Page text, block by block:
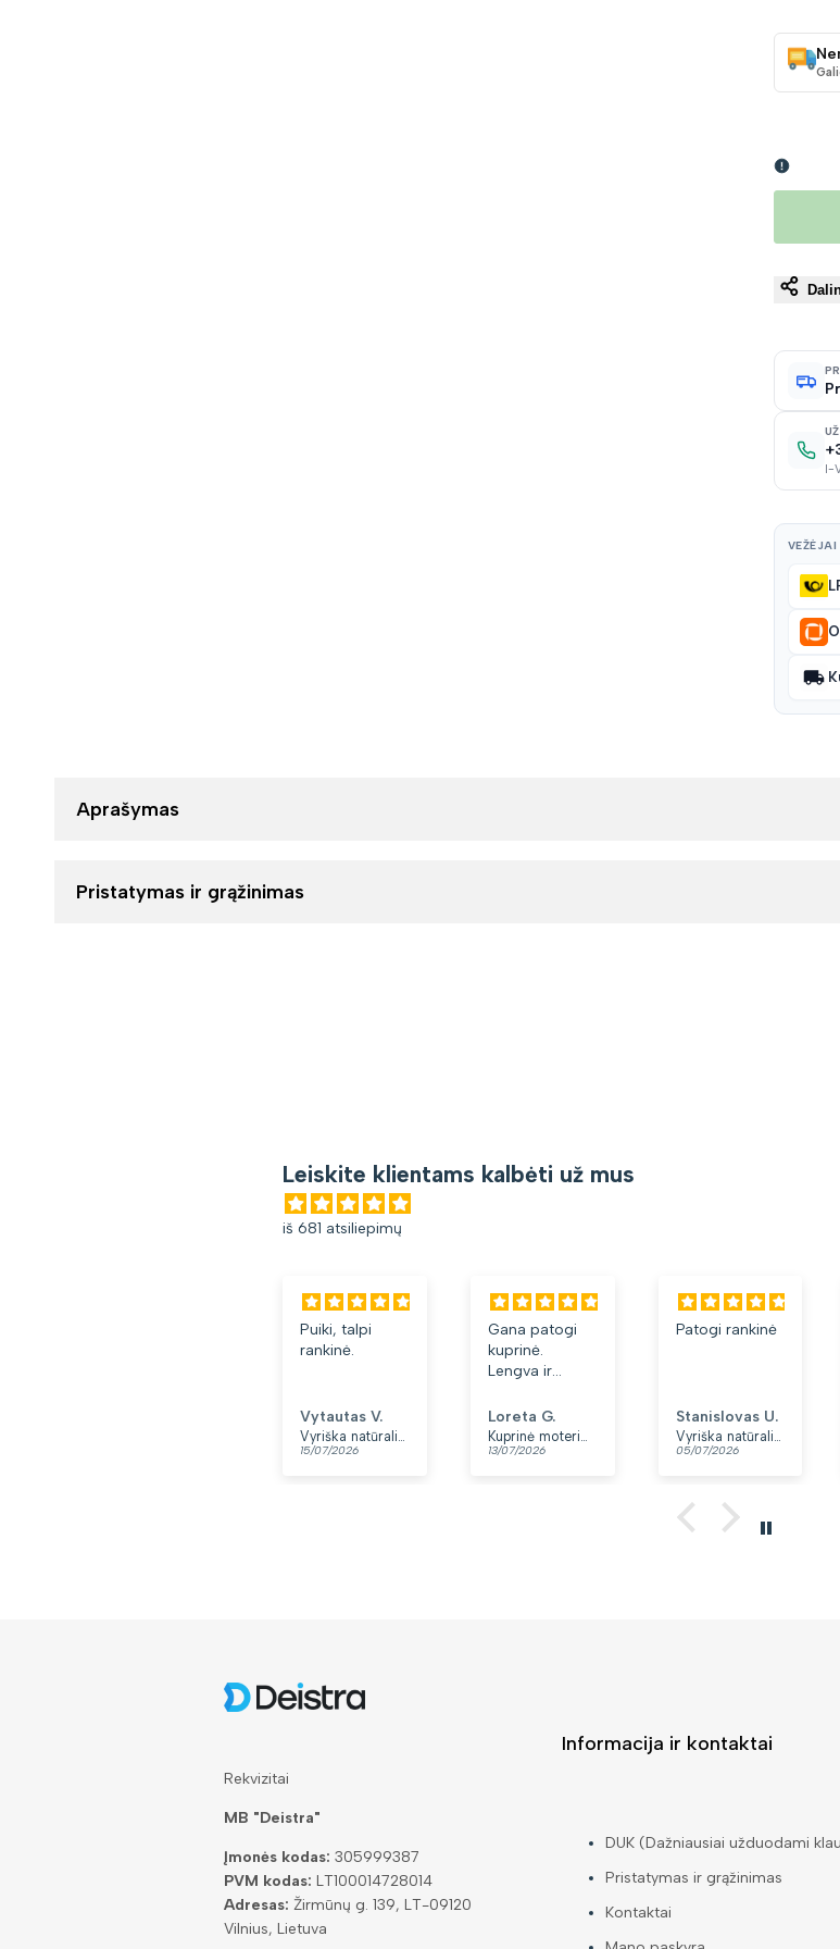
I-
VEŽĖJAI
Aprašymas
Pristatymas ir grąžinimas
Leiskite klientams kalbėti už mus
iš 681 atsiliepimų
Puiki, talpi
rankinė.
Vytautas V.
15/07/2026
Gana patogi
kuprinė.
Lengva ir
Patinka, kad
yra du skyriai.
👍
Loreta G.
13/07/2026
Patogi rankinė
Stanislovas U.
05/07/2026
Rekvizitai
MB "Deistra"
Įmonės kodas: 305999387
PVM kodas: LT100014728014
Adresas: Žirmūnų g. 139, LT-09120
Vilnius, Lietuva
Informacija ir kontaktai
DUK (Dažniausiai užduodami
Pristatymas ir grąžinimas
Kontaktai